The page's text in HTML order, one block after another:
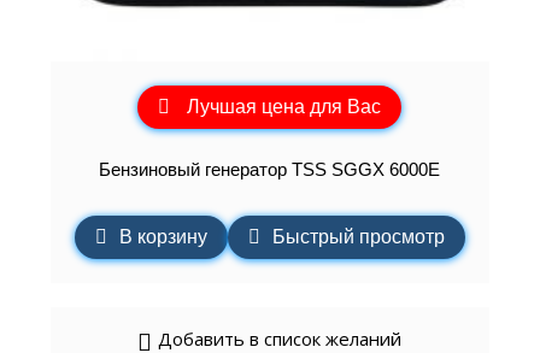
Лучшая цена для Вас
Бензиновый генератор TSS SGGX 6000E
В корзину Быстрый просмотр
Добавить в список желаний